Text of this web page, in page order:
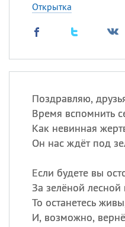
Открытка
Поздравляю,
Время вспомнить
Как невинная
Он нас ждёт под
Если будете вы
За зелёной лесной
То останетесь
И, возможно,